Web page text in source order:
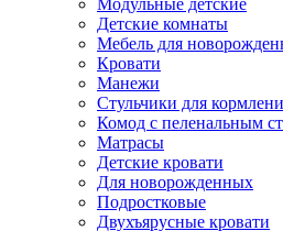
Модульные детские
Детские комнаты
Мебель для
Кровати
Манежи
Стульчики для
Комод с пеленальным
Матрасы
Детские кровати
Для новорожденных
Подростковые
Двухъярусные кровати